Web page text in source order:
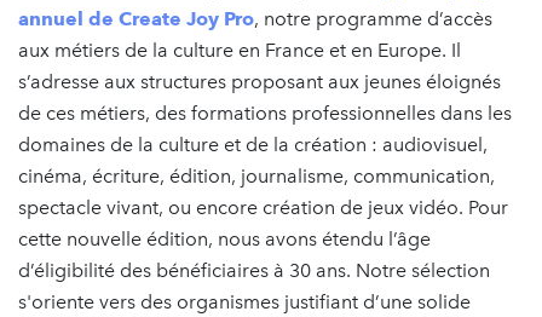
annuel de Create Joy Pro, notre programme d’accès
aux métiers de la culture en France et en Europe. Il
s’adresse aux structures proposant aux jeunes éloignés
de ces métiers, des formations professionnelles dans les
domaines de la culture et de la création : audiovisuel,
cinéma, écriture, édition, journalisme, communication,
spectacle vivant, ou encore création de jeux vidéo. Pour
cette nouvelle édition, nous avons étendu l’âge
d’éligibilité des bénéficiaires à 30 ans. Notre sélection
s'oriente vers des organismes justifiant d’une solide